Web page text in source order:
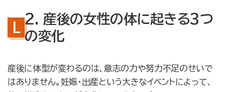
2. 産後の女性の体に起きる3つ
の変化
産後に体型が変わるのは、意志の力や努力不足のせいで
はありません。妊娠・出産という大きなイベントによって、